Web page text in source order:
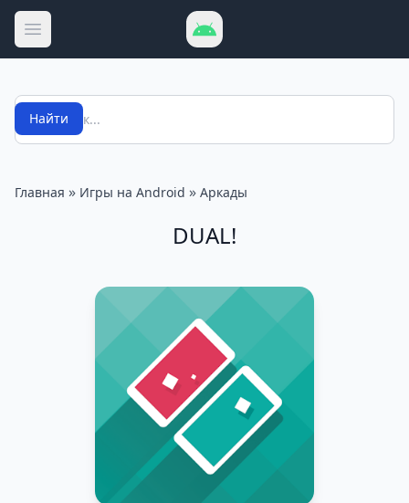
Открыть меню
Поиск
Найти
Главная » Игры на Android » Аркады
DUAL!